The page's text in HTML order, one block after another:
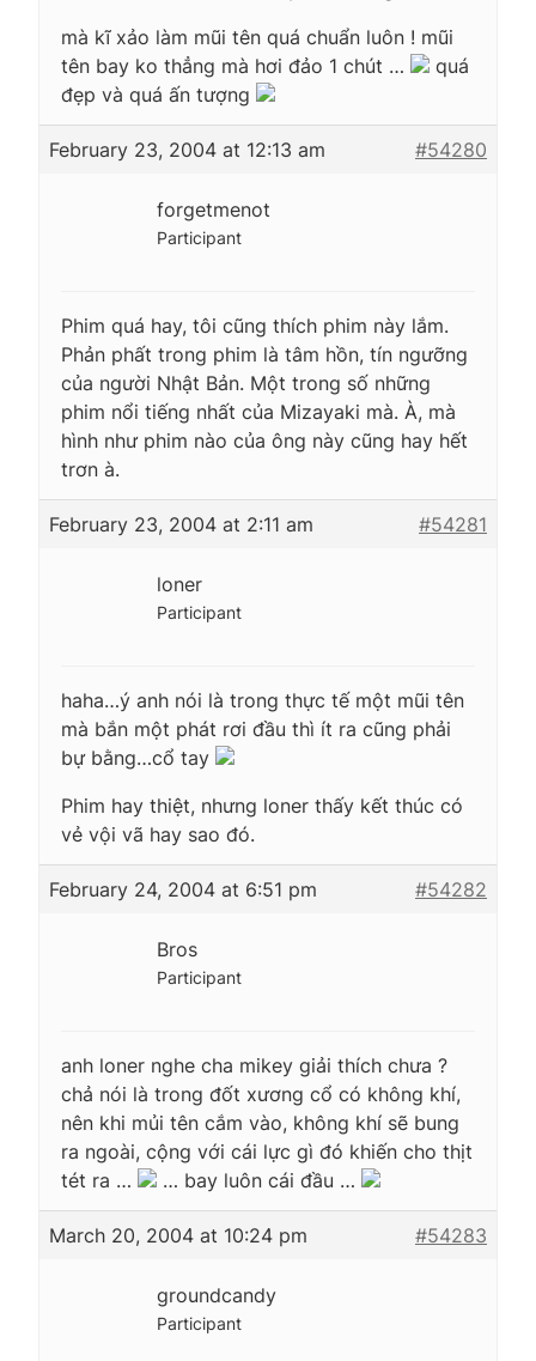
mà kĩ xảo làm mũi tên quá chuẩn luôn ! mũi
tên bay ko thẳng mà hơi đảo 1 chút …
quá
đẹp và quá ấn tượng
February 23, 2004 at 12:13 am #54280
forgetmenot
Participant
Phim quá hay, tôi cũng thích phim này lắm.
Phản phất trong phim là tâm hồn, tín ngưỡng
của người Nhật Bản. Một trong số những
phim nổi tiếng nhất của Mizayaki mà. À, mà
hình như phim nào của ông này cũng hay hết
trơn à.
February 23, 2004 at 2:11 am #54281
loner
Participant
haha…ý anh nói là trong thực tế một mũi tên
mà bắn một phát rơi đầu thì ít ra cũng phải
bự bằng…cổ tay
Phim hay thiệt, nhưng loner thấy kết thúc có
vẻ vội vã hay sao đó.
February 24, 2004 at 6:51 pm #54282
Bros
Participant
anh loner nghe cha mikey giải thích chưa ?
chả nói là trong đốt xương cổ có không khí,
nên khi mủi tên cắm vào, không khí sẽ bung
ra ngoài, cộng với cái lực gì đó khiến cho thịt
tét ra …
… bay luôn cái đầu …
March 20, 2004 at 10:24 pm #54283
groundcandy
Participant